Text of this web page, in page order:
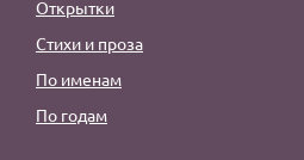
Открытки
Стихи и проза
По именам
По годам